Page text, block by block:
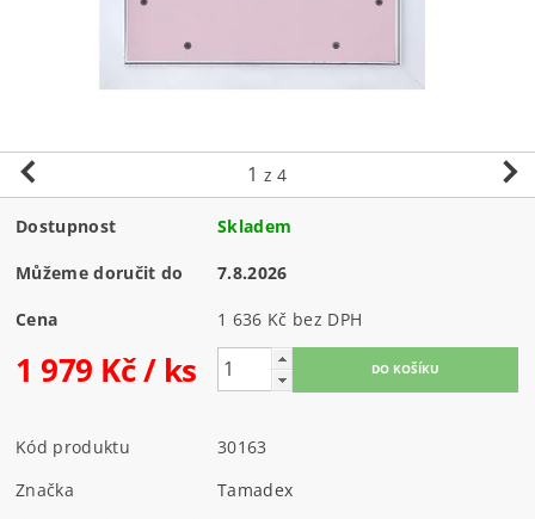
1 z 4
Dostupnost Skladem
Můžeme doručit do 7.8.2026
Cena 1 636 Kč bez DPH
1 979 Kč/ ks
Kód produktu
30163
Značka
Tamadex